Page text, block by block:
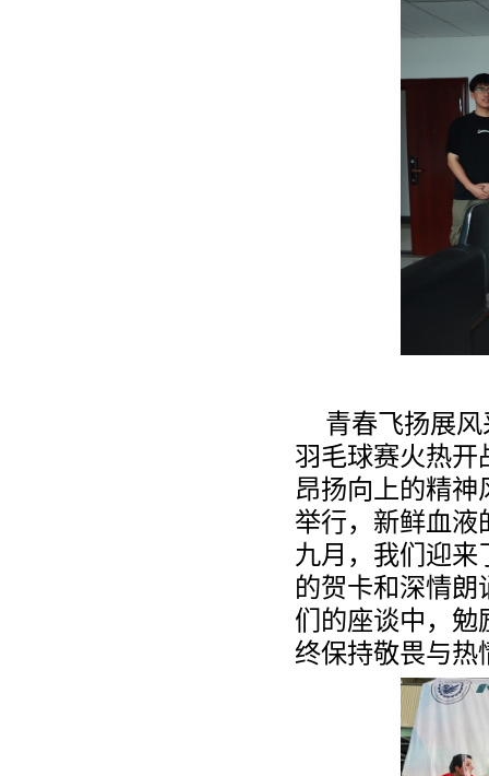
青春飞扬展
羽毛球赛火热开
昂扬向上的精
举行，新鲜血液
九月，我们迎
的贺卡和深情
们的座谈中，勉
终保持敬畏与热